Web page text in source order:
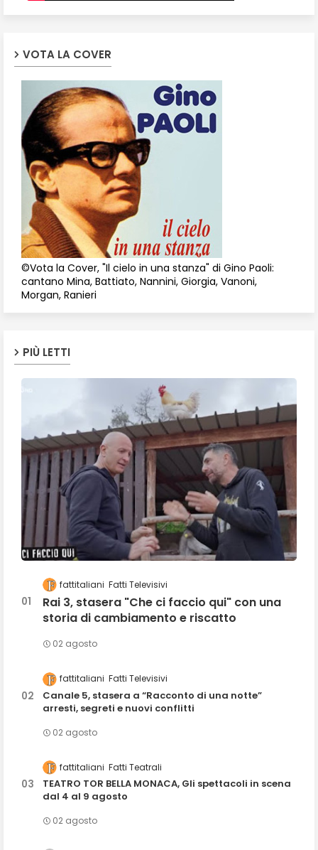
VOTA LA COVER
©Vota la Cover, "Il cielo in una stanza" di Gino Paoli:
cantano Mina, Battiato, Nannini, Giorgia, Vanoni,
Morgan, Ranieri
PIÙ LETTI
fattitaliani Fatti Televisivi
Rai 3, stasera "Che ci faccio qui" con una
storia di cambiamento e riscatto
02 agosto
fattitaliani Fatti Televisivi
Canale 5, stasera a “Racconto di una notte”
arresti, segreti e nuovi conflitti
02 agosto
fattitaliani Fatti Teatrali
TEATRO TOR BELLA MONACA, Gli spettacoli in scena
dal 4 al 9 agosto
02 agosto